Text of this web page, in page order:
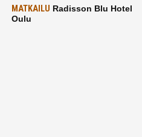
MATKAILU Radisson Blu Hotel
Oulu